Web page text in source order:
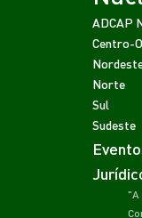
ADCAP
Centro-
Norte
Sul
Sudeste
"A